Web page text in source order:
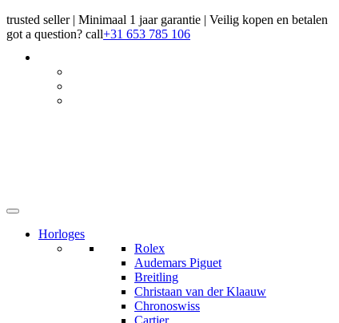
trusted seller | Minimaal 1 jaar garantie | Veilig kopen en betalen
got a question? call+31 653 785 106
Horloges
Rolex
Audemars Piguet
Breitling
Christaan van der Klaauw
Chronoswiss
Cartier